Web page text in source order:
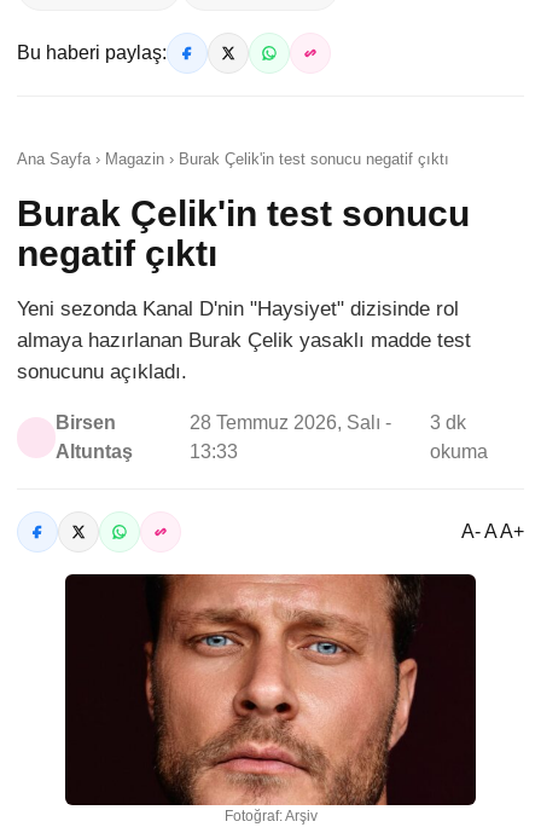
Bu haberi paylaş:
Ana Sayfa › Magazin › Burak Çelik'in test sonucu negatif çıktı
Burak Çelik'in test sonucu
negatif çıktı
Yeni sezonda Kanal D'nin "Haysiyet" dizisinde rol
almaya hazırlanan Burak Çelik yasaklı madde test
sonucunu açıkladı.
Birsen
Altuntaş
28 Temmuz 2026, Salı -
13:33
3 dk
okuma
A- A A+
Fotoğraf: Arşiv